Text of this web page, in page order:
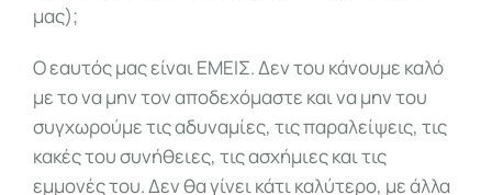
μας);
Ο εαυτός μας είναι ΕΜΕΙΣ. Δεν του κάνουμε καλό
με το να μην τον αποδεχόμαστε και να μην του
συγχωρούμε τις αδυναμίες, τις παραλείψεις, τις
κακές του συνήθειες, τις ασχήμιες και τις
εμμονές του. Δεν θα γίνει κάτι καλύτερο, με άλλα